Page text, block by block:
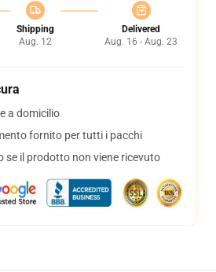
Shipping
Aug. 12
Delivered
Aug. 16 - Aug. 23
a domicilio
fornito per tutti i pacchi
se il prodotto non viene ricevuto